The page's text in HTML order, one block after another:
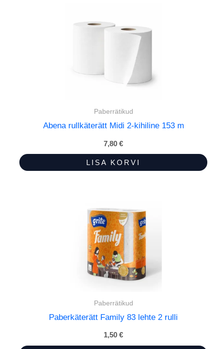
Paberrätikud
Abena rullkäterätt Midi 2-kihiline 153 m
7,80 €
LISA KORVI
Paberrätikud
Paberkäterätt Family 83 lehte 2 rulli
1,50 €